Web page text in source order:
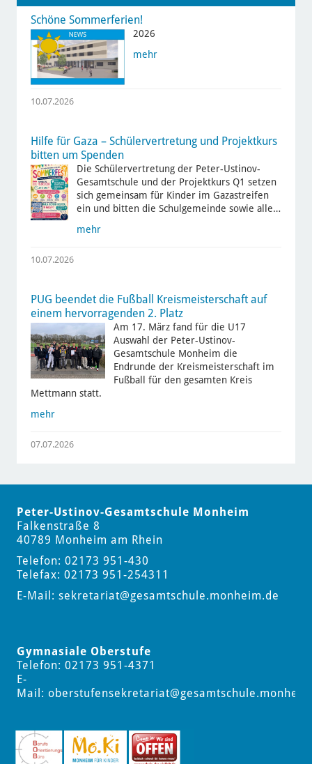
Schöne Sommerferien!
2026
mehr
10.07.2026
Hilfe für Gaza – Schülervertretung und Projektkurs
bitten um Spenden
Die Schülervertretung der Peter-Ustinov-
Gesamtschule und der Projektkurs Q1 setzen
sich gemeinsam für Kinder im Gazastreifen
ein und bitten die Schulgemeinde sowie alle…
mehr
10.07.2026
PUG beendet die Fußball Kreismeisterschaft auf
einem hervorragenden 2. Platz
Am 17. März fand für die U17
Auswahl der Peter-Ustinov-
Gesamtschule Monheim die
Endrunde der Kreismeisterschaft im
Fußball für den gesamten Kreis
Mettmann statt.
mehr
07.07.2026
Peter-Ustinov-Gesamtschule Monheim
Falkenstraße 8
40789 Monheim am Rhein
Telefon: 02173 951-430
Telefax: 02173 951-254311
E-Mail: sekretariat@gesamtschule.monheim.de
Gymnasiale Oberstufe
Telefon: 02173 951-4371
E-
Mail: oberstufensekretariat